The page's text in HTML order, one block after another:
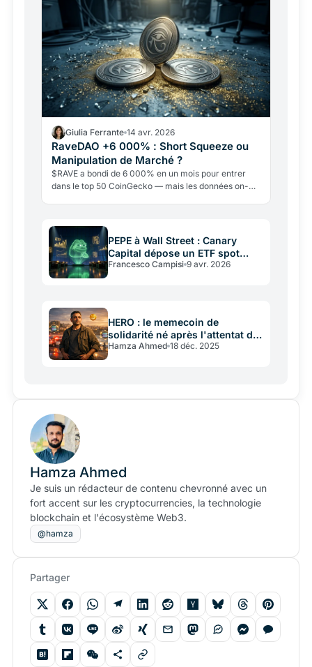
Giulia Ferrante 14 avr. 2026
RaveDAO +6 000% : Short Squeeze ou
Manipulation de Marché ?
$RAVE a bondi de 6 000% en un mois pour entrer
dans le top 50 CoinGecko — mais les données on-
PEPE à Wall Street : Canary
Capital dépose un ETF spot
auprès de la SEC
Francesco Campisi 9 avr. 2026
HERO : le memecoin de
solidarité né après l'attentat de
Sydney
Hamza Ahmed 18 déc. 2025
Hamza Ahmed
Je suis un rédacteur de contenu chevronné avec un
fort accent sur les cryptocurrencies, la technologie
blockchain et l'écosystème Web3.
@hamza
Partager